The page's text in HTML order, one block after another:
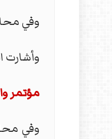
وفي
وأشارت
مؤتمر
وفي